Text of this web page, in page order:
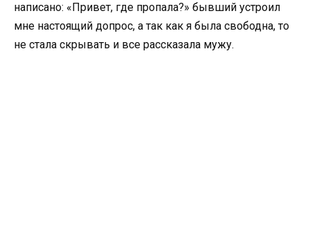
написано: «Привет, где пропала?» бывший устроил
мне настоящий допрос, а так как я была свободна, то
не стала скрывать и все рассказала мужу.